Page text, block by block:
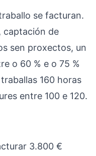
se facturan.
captación de
sen proxectos, un
o 60 % e o 75 %
160 horas
entre 100 e 120.
3.800 €